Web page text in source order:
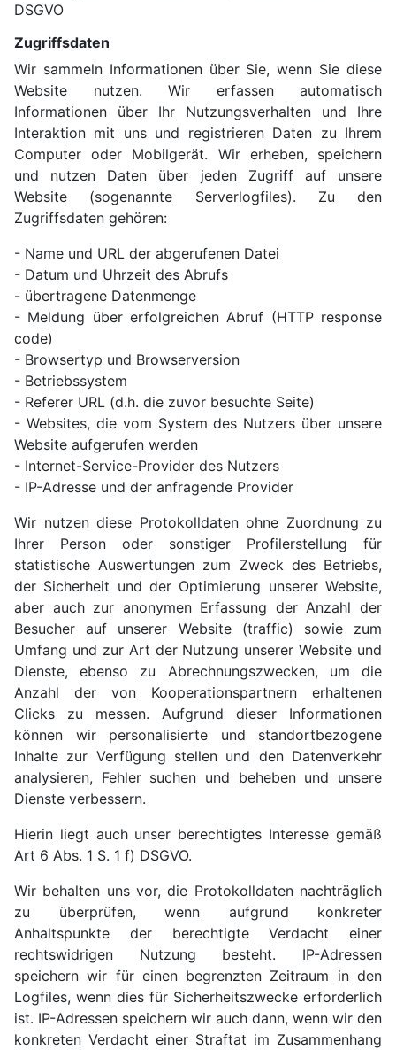
DSGVO
Zugriffsdaten
Wir sammeln Informationen über Sie, wenn Sie diese
Website nutzen. Wir erfassen automatisch
Informationen über Ihr Nutzungsverhalten und Ihre
Interaktion mit uns und registrieren Daten zu Ihrem
Computer oder Mobilgerät. Wir erheben, speichern
und nutzen Daten über jeden Zugriff auf unsere
Website (sogenannte Serverlogfiles). Zu den
Zugriffsdaten gehören:
- Name und URL der abgerufenen Datei
- Datum und Uhrzeit des Abrufs
- übertragene Datenmenge
- Meldung über erfolgreichen Abruf (HTTP response
code)
- Browsertyp und Browserversion
- Betriebssystem
- Referer URL (d.h. die zuvor besuchte Seite)
- Websites, die vom System des Nutzers über unsere
Website aufgerufen werden
- Internet-Service-Provider des Nutzers
- IP-Adresse und der anfragende Provider
Wir nutzen diese Protokolldaten ohne Zuordnung zu
Ihrer Person oder sonstiger Profilerstellung für
statistische Auswertungen zum Zweck des Betriebs,
der Sicherheit und der Optimierung unserer Website,
aber auch zur anonymen Erfassung der Anzahl der
Besucher auf unserer Website (traffic) sowie zum
Umfang und zur Art der Nutzung unserer Website und
Dienste, ebenso zu Abrechnungszwecken, um die
Anzahl der von Kooperationspartnern erhaltenen
Clicks zu messen. Aufgrund dieser Informationen
können wir personalisierte und standortbezogene
Inhalte zur Verfügung stellen und den Datenverkehr
analysieren, Fehler suchen und beheben und unsere
Dienste verbessern.
Hierin liegt auch unser berechtigtes Interesse gemäß
Art 6 Abs. 1 S. 1 f) DSGVO.
Wir behalten uns vor, die Protokolldaten nachträglich
zu überprüfen, wenn aufgrund konkreter
Anhaltspunkte der berechtigte Verdacht einer
rechtswidrigen Nutzung besteht. IP-Adressen
speichern wir für einen begrenzten Zeitraum in den
Logfiles, wenn dies für Sicherheitszwecke erforderlich
ist. IP-Adressen speichern wir auch dann, wenn wir den
konkreten Verdacht einer Straftat im Zusammenhang